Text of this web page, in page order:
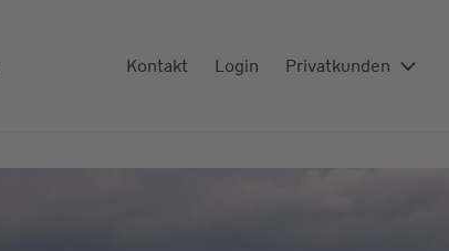
Kontakt Login Privatkunden